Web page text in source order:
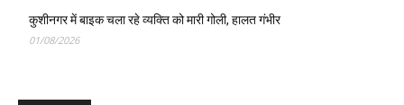
कुशीनगर में बाइक चला रहे व्यक्ति को मारी गोली, हालत गंभीर
01/08/2026